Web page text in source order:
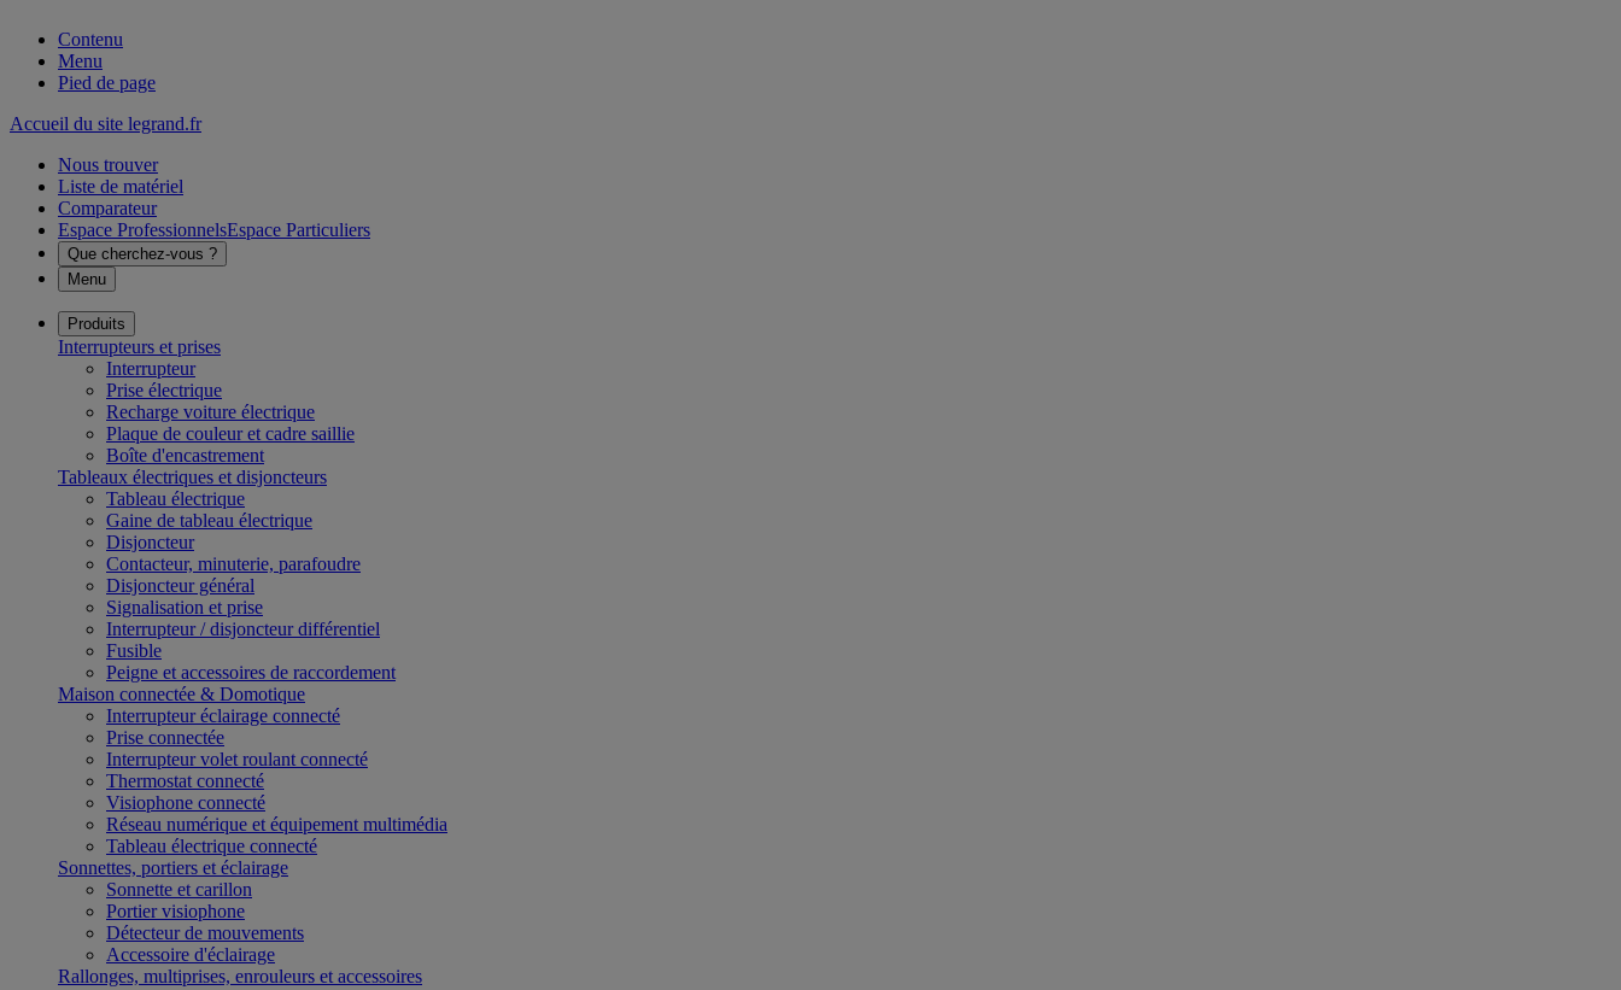
Contenu
Menu
Pied de page
Accueil du site legrand.fr
Nous trouver
Liste de matériel
Comparateur
Espace ProfessionnelsEspace Particuliers
Que cherchez-vous ?
Menu
Produits
Interrupteurs et prises
Interrupteur
Prise électrique
Recharge voiture électrique
Plaque de couleur et cadre saillie
Boîte d'encastrement
Tableaux électriques et disjoncteurs
Tableau électrique
Gaine de tableau électrique
Disjoncteur
Contacteur, minuterie, parafoudre
Disjoncteur général
Signalisation et prise
Interrupteur / disjoncteur différentiel
Fusible
Peigne et accessoires de raccordement
Maison connectée & Domotique
Interrupteur éclairage connecté
Prise connectée
Interrupteur volet roulant connecté
Thermostat connecté
Visiophone connecté
Réseau numérique et équipement multimédia
Tableau électrique connecté
Sonnettes, portiers et éclairage
Sonnette et carillon
Portier visiophone
Détecteur de mouvements
Accessoire d'éclairage
Rallonges, multiprises, enrouleurs et accessoires